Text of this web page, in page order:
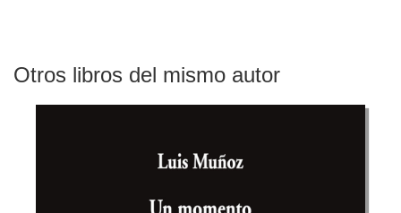
Otros libros del mismo autor